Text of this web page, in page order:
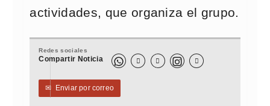
actividades, que organiza el grupo.
Redes sociales
Compartir Noticia   
✉ Enviar por correo